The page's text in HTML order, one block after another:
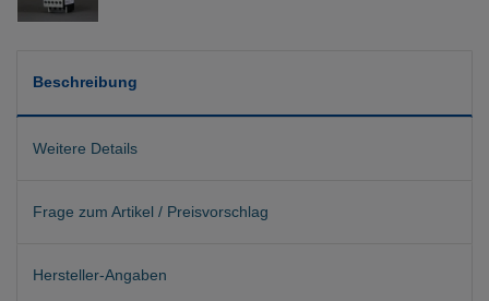
Beschreibung
Weitere Details
Frage zum Artikel / Preisvorschlag
Hersteller-Angaben